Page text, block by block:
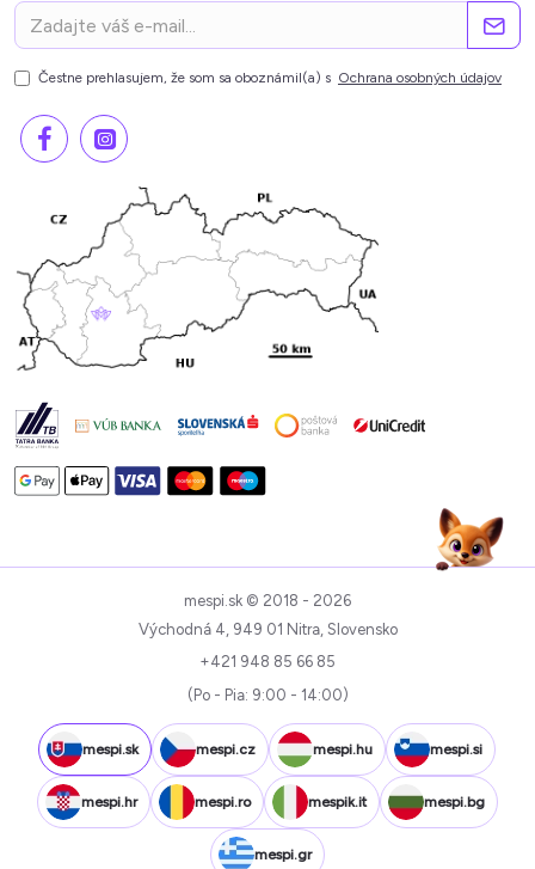
Čestne prehlasujem, že som sa oboznámil(a) s Ochrana osobných údajov
mespi.sk © 2018 - 2026
Východná 4, 949 01 Nitra, Slovensko
+421 948 85 66 85
(Po - Pia: 9:00 - 14:00)
mespi.sk mespi.cz mespi.hu mespi.si
mespi.hr mespi.ro mespik.it mespi.bg
mespi.gr